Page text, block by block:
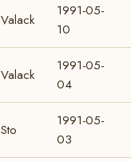
Valack
1991-05-
10
Valack
1991-05-
04
Sto
1991-05-
03